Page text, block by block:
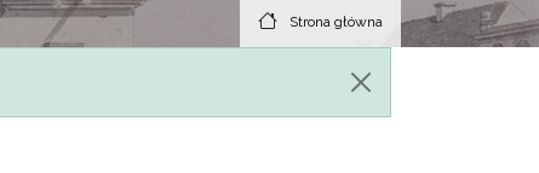
Strona główna